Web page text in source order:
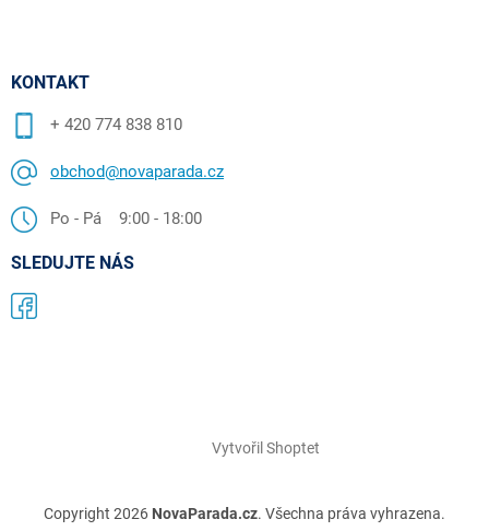
KONTAKT
+ 420 774 838 810
obchod@novaparada.cz
Po - Pá 9:00 - 18:00
SLEDUJTE NÁS
Vytvořil Shoptet
Copyright 2026 NovaParada.cz. Všechna práva vyhrazena.